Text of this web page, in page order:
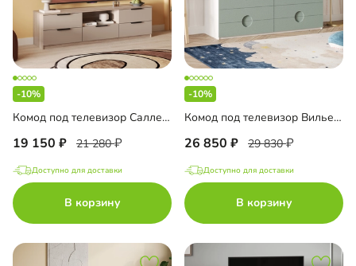
-10%
Комод под телевизор Салленс Премиум
19 150 21 280
Доступно для доставки
В корзину
-10%
Комод под телевизор Вильена-2
26 850 29 830
Доступно для доставки
В корзину